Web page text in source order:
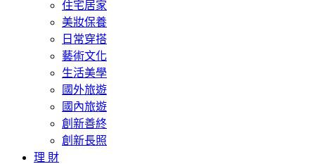
住宅居家
美妝保養
日常穿搭
藝術文化
生活美學
國外旅遊
國內旅遊
創新善終
創新長照
理 財